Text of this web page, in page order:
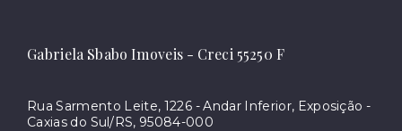
Gabriela Sbabo Imoveis - Creci 55250 F
Rua Sarmento Leite, 1226 - Andar Inferior, Exposição -
Caxias do Sul/RS, 95084-000